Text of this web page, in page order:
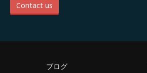
Contact us
ブログ